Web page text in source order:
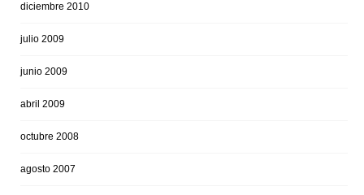
diciembre 2010
julio 2009
junio 2009
abril 2009
octubre 2008
agosto 2007